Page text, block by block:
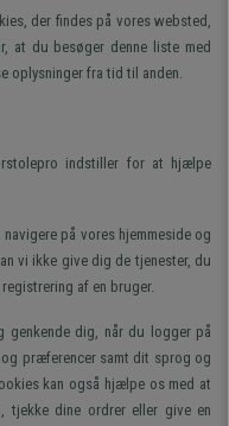
der findes på vores websted,
at du besøger denne liste med
oplysninger fra tid til anden.
indstiller for at hjælpe
på vores hjemmeside og
vi ikke give dig de tjenester, du
af en bruger.
genkende dig, når du logger på
præferencer samt dit sprog og
kan også hjælpe os med at
tjekke dine ordrer eller give en